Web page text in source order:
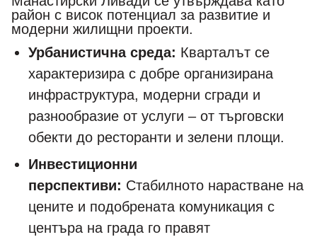
район с висок потенциал за развитие и
модерни жилищни проекти.
Урбанистична среда: Кварталът се
характеризира с добре организирана
инфраструктура, модерни сгради и
разнообразие от услуги – от търговски
обекти до ресторанти и зелени площи.
Инвестиционни
перспективи: Стабилното нарастване на
цените и подобрената комуникация с
центъра на града го правят